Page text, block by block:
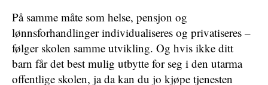
På samme måte som helse, pensjon og
lønnsforhandlinger individualiseres og privatiseres –
følger skolen samme utvikling. Og hvis ikke ditt
barn får det best mulig utbytte for seg i den utarma
offentlige skolen, ja da kan du jo kjøpe tjenesten